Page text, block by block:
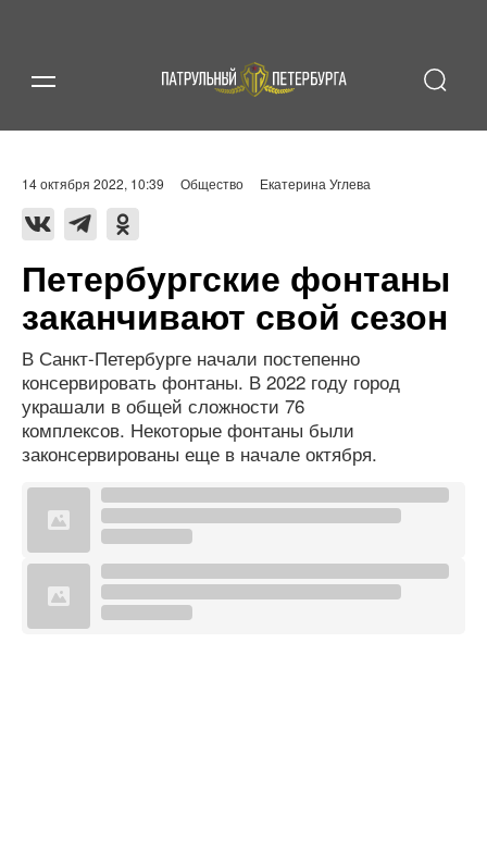
14 октября 2022, 10:39 Общество Екатерина Углева
Петербургские фонтаны
заканчивают свой сезон
В Санкт-Петербурге начали постепенно
консервировать фонтаны. В 2022 году город
украшали в общей сложности 76
комплексов. Некоторые фонтаны были
законсервированы еще в начале октября.